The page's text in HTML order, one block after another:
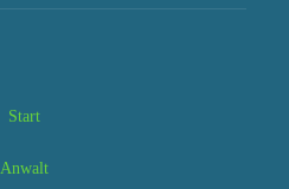
Start
Anwalt